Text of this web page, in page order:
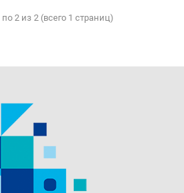
2 из 2 (всего 1 страниц)